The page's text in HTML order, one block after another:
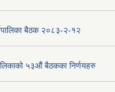
बैठक २०८३-२-१२
५३औं बैठकका निर्णयहरु